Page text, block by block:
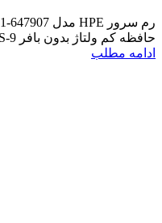
حافظه کم ولتاژ بدون بافر CAS-9 با 4 گیگابایت (1x4 گیگاب...
ادامه مطلب